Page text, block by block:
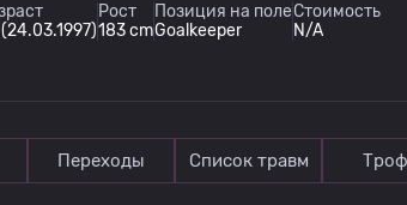
Рост
183 cm
Позиция на поле
Goalkeeper
Стоимость
N/A
Переходы Список травм